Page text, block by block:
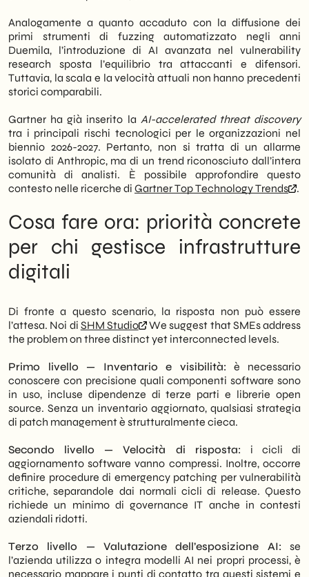
Analogamente a quanto accaduto con la diffusione dei
primi strumenti di fuzzing automatizzato negli anni
Duemila, l’introduzione di AI avanzata nel vulnerability
research sposta l’equilibrio tra attaccanti e difensori.
Tuttavia, la scala e la velocità attuali non hanno precedenti
storici comparabili.
Gartner ha già inserito la AI-accelerated threat discovery
tra i principali rischi tecnologici per le organizzazioni nel
biennio 2026-2027. Pertanto, non si tratta di un allarme
isolato di Anthropic, ma di un trend riconosciuto dall’intera
comunità di analisti. È possibile approfondire questo
contesto nelle ricerche di Gartner Top Technology Trends .
Cosa fare ora: priorità concrete
per chi gestisce infrastrutture
digitali
Di fronte a questo scenario, la risposta non può essere
l’attesa. Noi di SHM Studio
We suggest that SMEs address
the problem on three distinct yet interconnected levels.
Primo livello — Inventario e visibilità: è necessario
conoscere con precisione quali componenti software sono
in uso, incluse dipendenze di terze parti e librerie open
source. Senza un inventario aggiornato, qualsiasi strategia
di patch management è strutturalmente cieca.
Secondo livello — Velocità di risposta: i cicli di
aggiornamento software vanno compressi. Inoltre, occorre
definire procedure di emergency patching per vulnerabilità
critiche, separandole dai normali cicli di release. Questo
richiede un minimo di governance IT anche in contesti
aziendali ridotti.
Terzo livello — Valutazione dell’esposizione AI: se
l’azienda utilizza o integra modelli AI nei propri processi, è
necessario mappare i punti di contatto tra questi sistemi e